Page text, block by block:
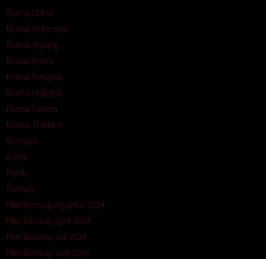
Drama China
Drama Indonesia
Drama Jepang
Drama Korea
Drama Malaysia
Drama Philipina
Drama Taiwan
Drama Thailand
Dramatic
Erotic
Family
Fantasy
Film Bioskop Agustus 2024
Film Bioskop April 2024
Film Bioskop Juli 2024
Film Bioskop Juni 2024